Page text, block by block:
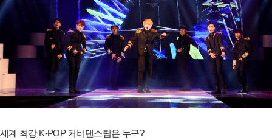
세계 최강 K-POP 커버댄스팀은 누구?